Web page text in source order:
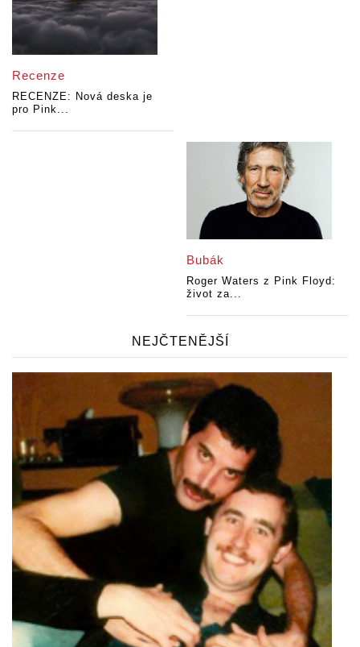
Recenze
RECENZE: Nová deska je
pro Pink...
Bubák
Roger Waters z Pink Floyd:
život za...
NEJČTENĚJŠÍ